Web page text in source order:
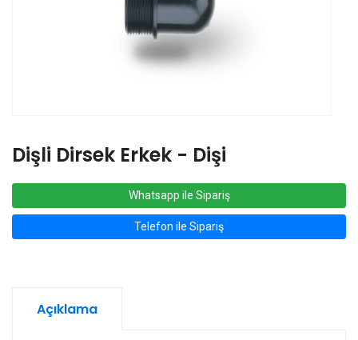
Dişli Dirsek Erkek - Dişi
Whatsapp ile Sipariş
Telefon ile Sipariş
Açıklama